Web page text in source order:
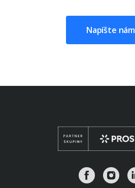
Napíšte nám